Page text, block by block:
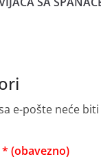
e-pošte neće
* (obavezno)